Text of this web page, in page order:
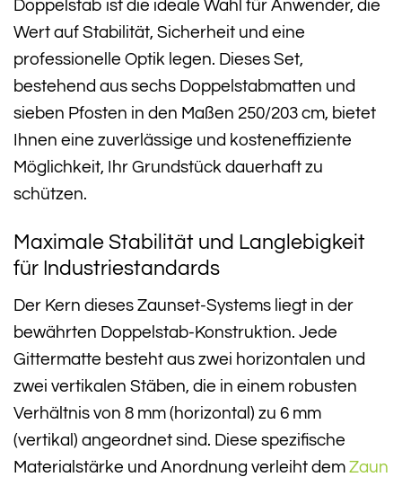
Doppelstab ist die ideale Wahl für Anwender, die
Wert auf Stabilität, Sicherheit und eine
professionelle Optik legen. Dieses Set,
bestehend aus sechs Doppelstabmatten und
sieben Pfosten in den Maßen 250/203 cm, bietet
Ihnen eine zuverlässige und kosteneffiziente
Möglichkeit, Ihr Grundstück dauerhaft zu
schützen.
Maximale Stabilität und Langlebigkeit
für Industriestandards
Der Kern dieses Zaunset-Systems liegt in der
bewährten Doppelstab-Konstruktion. Jede
Gittermatte besteht aus zwei horizontalen und
zwei vertikalen Stäben, die in einem robusten
Verhältnis von 8 mm (horizontal) zu 6 mm
(vertikal) angeordnet sind. Diese spezifische
Materialstärke und Anordnung verleiht dem Zaun